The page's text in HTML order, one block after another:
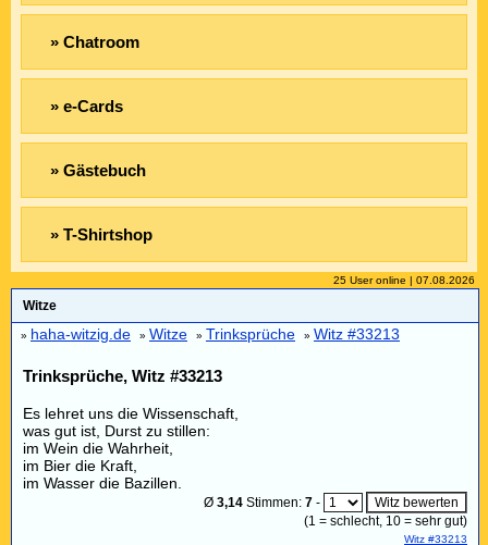
» Chatroom
» e-Cards
» Gästebuch
» T-Shirtshop
25 User online | 07.08.2026
Witze
» haha-witzig.de » Witze » Trinksprüche » Witz #33213
Trinksprüche, Witz #33213
Es lehret uns die Wissenschaft,
was gut ist, Durst zu stillen:
im Wein die Wahrheit,
im Bier die Kraft,
im Wasser die Bazillen.
Ø 3,14 Stimmen: 7 -
(1 = schlecht, 10 = sehr gut)
Witz #33213